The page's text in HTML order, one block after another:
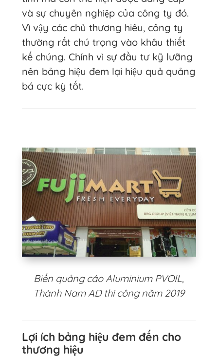
và sự chuyên nghiệp của công ty đó.
Vì vậy các chủ thương hiêu, công ty
thường rất chú trọng vào khâu thiết
kế chúng. Chính vì sự đầu tư kỹ lưỡng
nên bảng hiệu đem lại hiệu quả quảng
bá cực kỳ tốt.
Biển quảng cáo Aluminium PVOIL,
Thành Nam AD thi công năm 2019
Lợi ích bảng hiệu đem đến cho
thương hiệu